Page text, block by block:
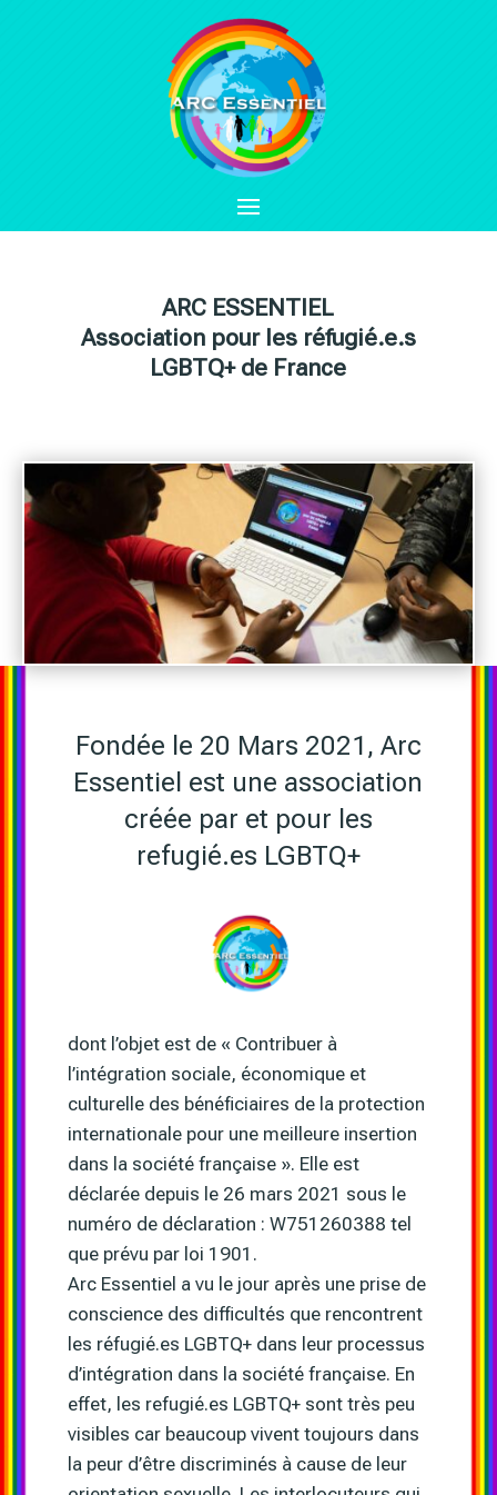
ARC ESSENTIEL
Association pour les réfugié.e.s
LGBTQ+ de France
Fondée le 20 Mars 2021, Arc
Essentiel est une association
créée par et pour les
refugié.es LGBTQ+
dont l’objet est de « Contribuer à
l’intégration sociale, économique et
culturelle des bénéficiaires de la protection
internationale pour une meilleure insertion
dans la société française ». Elle est
déclarée depuis le 26 mars 2021 sous le
numéro de déclaration : W751260388 tel
que prévu par loi 1901.
Arc Essentiel a vu le jour après une prise de
conscience des difficultés que rencontrent
les réfugié.es LGBTQ+ dans leur processus
d’intégration dans la société française. En
effet, les refugié.es LGBTQ+ sont très peu
visibles car beaucoup vivent toujours dans
la peur d’être discriminés à cause de leur